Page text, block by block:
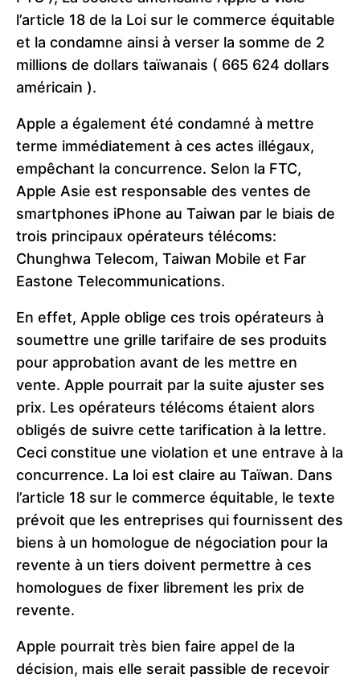
l’article 18 de la Loi sur le commerce équitable
et la condamne ainsi à verser la somme de 2
millions de dollars taïwanais ( 665 624 dollars
américain ).
Apple a également été condamné à mettre
terme immédiatement à ces actes illégaux,
empêchant la concurrence. Selon la FTC,
Apple Asie est responsable des ventes de
smartphones iPhone au Taiwan par le biais de
trois principaux opérateurs télécoms:
Chunghwa Telecom, Taiwan Mobile et Far
Eastone Telecommunications.
En effet, Apple oblige ces trois opérateurs à
soumettre une grille tarifaire de ses produits
pour approbation avant de les mettre en
vente. Apple pourrait par la suite ajuster ses
prix. Les opérateurs télécoms étaient alors
obligés de suivre cette tarification à la lettre.
Ceci constitue une violation et une entrave à la
concurrence. La loi est claire au Taïwan. Dans
l’article 18 sur le commerce équitable, le texte
prévoit que les entreprises qui fournissent des
biens à un homologue de négociation pour la
revente à un tiers doivent permettre à ces
homologues de fixer librement les prix de
revente.
Apple pourrait très bien faire appel de la
décision, mais elle serait passible de recevoir